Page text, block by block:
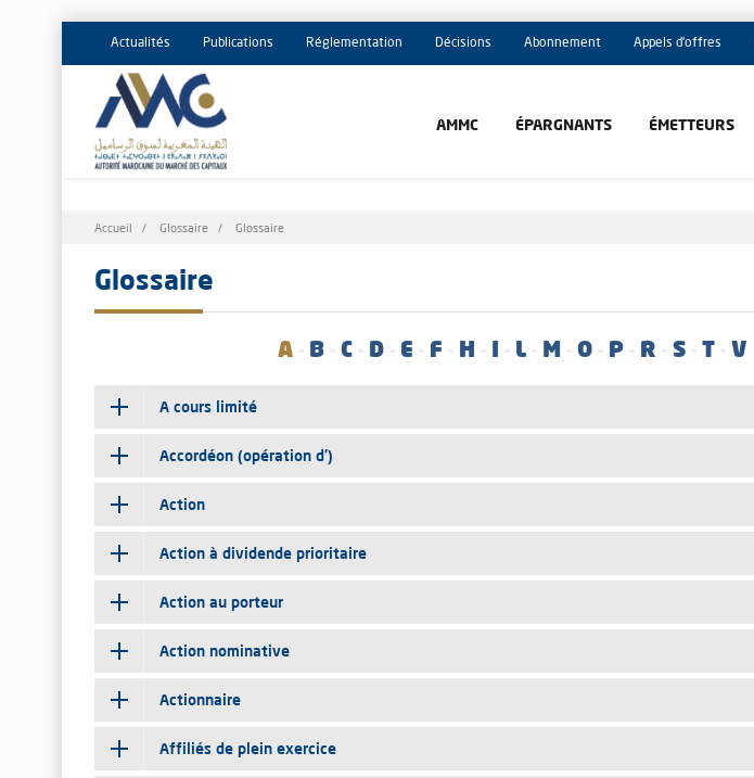
Actualités Publications Réglementation Décisions Abonnement Appels d'offres
AMMC ÉPARGNANTS ÉMETTEURS
Fil
Accueil Glossaire Glossaire
Glossaire
A B C D E F H I L M O P R S T V
A cours limité
Accordéon (opération d')
Action
Action à dividende prioritaire
Action au porteur
Action nominative
Actionnaire
Affiliés de plein exercice